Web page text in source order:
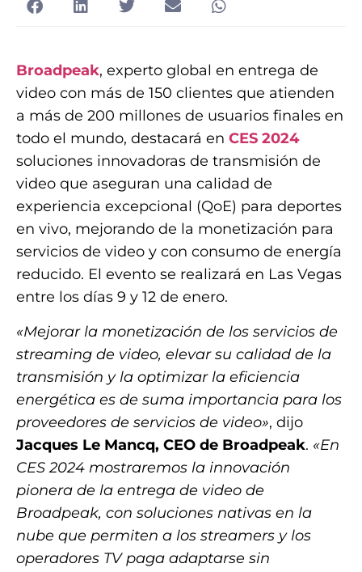
Broadpeak, experto global en entrega de
video con más de 150 clientes que atienden
a más de 200 millones de usuarios finales en
todo el mundo, destacará en CES 2024
soluciones innovadoras de transmisión de
video que aseguran una calidad de
experiencia excepcional (QoE) para deportes
en vivo, mejorando de la monetización para
servicios de video y con consumo de energía
reducido. El evento se realizará en Las Vegas
entre los días 9 y 12 de enero.
«Mejorar la monetización de los servicios de
streaming de video, elevar su calidad de la
transmisión y la optimizar la eficiencia
energética es de suma importancia para los
proveedores de servicios de video», dijo
Jacques Le Mancq, CEO de Broadpeak. «En
CES 2024 mostraremos la innovación
pionera de la entrega de video de
Broadpeak, con soluciones nativas en la
nube que permiten a los streamers y los
operadores TV paga adaptarse sin